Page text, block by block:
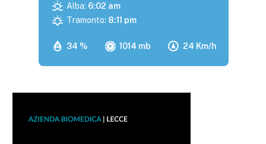
34 % 1014 mb 24 Km/h
Alba: 6:02 am
Tramonto: 8:11 pm